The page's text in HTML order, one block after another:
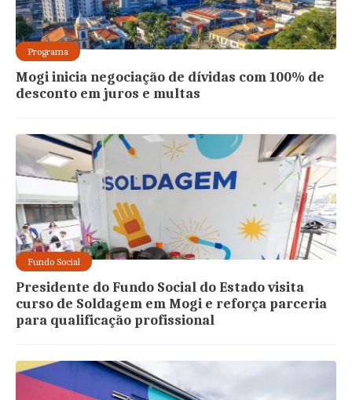
Programa
Mogi inicia negociação de dívidas com 100% de
desconto em juros e multas
Fundo Social
Presidente do Fundo Social do Estado visita
curso de Soldagem em Mogi e reforça parceria
para qualificação profissional